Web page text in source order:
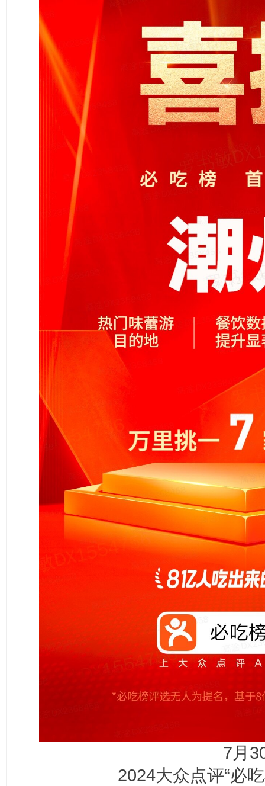
7月
2024大众点评“必